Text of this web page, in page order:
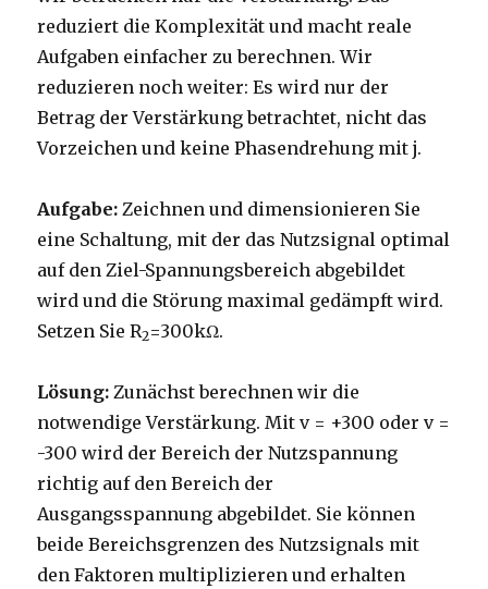
reduziert die Komplexität und macht reale
Aufgaben einfacher zu berechnen. Wir
reduzieren noch weiter: Es wird nur der
Betrag der Verstärkung betrachtet, nicht das
Vorzeichen und keine Phasendrehung mit j.
Aufgabe: Zeichnen und dimensionieren Sie
eine Schaltung, mit der das Nutzsignal optimal
auf den Ziel-Spannungsbereich abgebildet
wird und die Störung maximal gedämpft wird.
Setzen Sie R2=300kΩ.
Lösung: Zunächst berechnen wir die
notwendige Verstärkung. Mit v = +300 oder v =
-300 wird der Bereich der Nutzspannung
richtig auf den Bereich der
Ausgangsspannung abgebildet. Sie können
beide Bereichsgrenzen des Nutzsignals mit
den Faktoren multiplizieren und erhalten